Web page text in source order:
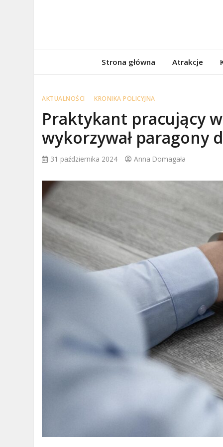
Strona główna Atrakcje
AKTUALNOŚCI KRONIKA POLICYJNA
Praktykant pracujący
wykorzywał paragony
31 października 2024 Anna Domagała